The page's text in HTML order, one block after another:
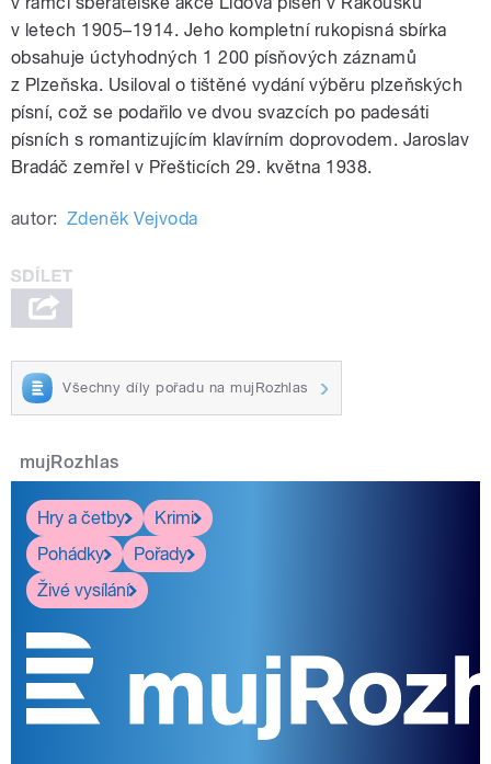
v letech 1905–1914. Jeho kompletní rukopisná sbírka
obsahuje úctyhodných 1 200 písňových záznamů
z Plzeňska. Usiloval o tištěné vydání výběru plzeňských
písní, což se podařilo ve dvou svazcích po padesáti
písních s romantizujícím klavírním doprovodem. Jaroslav
Bradáč zemřel v Přešticích 29. května 1938.
autor: Zdeněk Vejvoda
Všechny díly pořadu na mujRozhlas
mujRozhlas
Hry a četby
Krimi
Pohádky
Pořady
Živé vysílání